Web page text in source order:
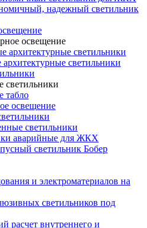
надежный светильник
освещение
архитектурные светильники
светильники
светильники
табло
освещение
светильники
аварийные для ЖКХ
светильник Бобер
и электроматериалов на
светильников под
расчет внутреннего и